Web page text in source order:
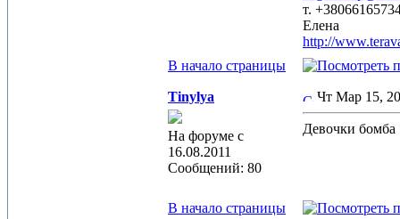
т.
Елена
http://
В начало страницы
Tinylya
На форуме с
16.08.2011
Сообщений: 80
Чт Мар 15,
Девочки бомба
В начало страницы